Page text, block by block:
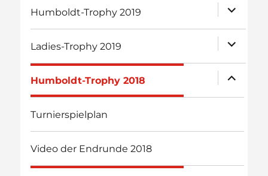
Humboldt-Trophy 2019
öffnen
Ladies-Trophy 2019
öffnen
Humboldt-Trophy 2018
öffnen
Turnierspielplan
Video der Endrunde 2018